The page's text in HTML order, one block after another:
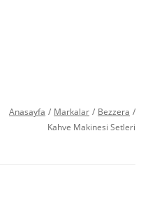
Anasayfa / Markalar / Bezzera /
Kahve Makinesi Setleri